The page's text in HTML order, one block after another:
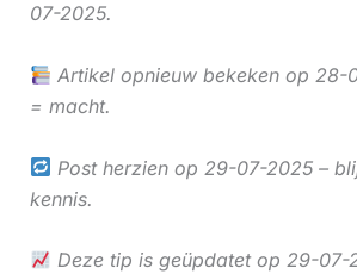
07-2025.
Artikel opnieuw bekeken op 28-
= macht.
Post herzien op 29-07-2025 –
kennis.
Deze tip is geüpdatet op 29-07-